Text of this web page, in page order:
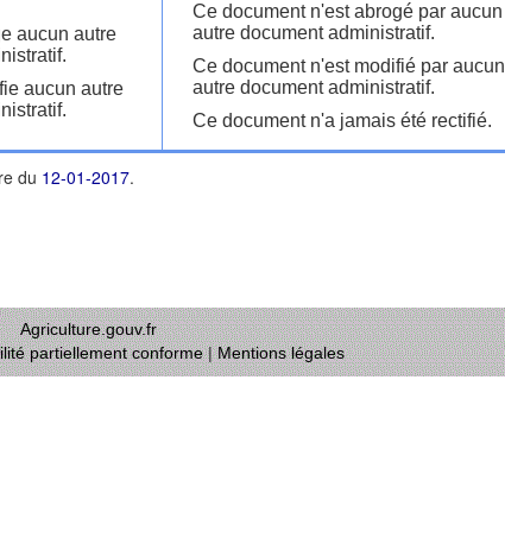
aucun autre
aucun autre
Ce document n'est abrogé par aucun
autre document administratif.
Ce document n'est modifié par aucun
autre document administratif.
Ce document n'a jamais été rectifié.
du 12-01-2017.
Agriculture.gouv.fr
partiellement conforme|Mentions légales